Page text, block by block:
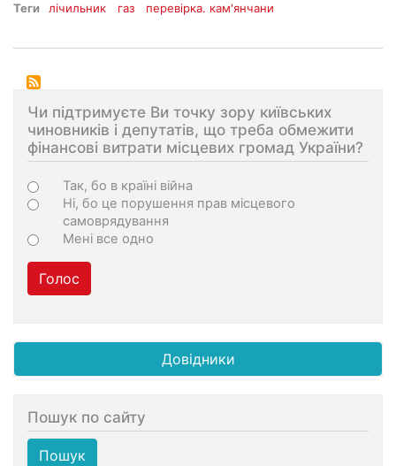
Теги лічильник газ перевірка. кам'янчани
Чи підтримуєте Ви точку зору київських
чиновників і депутатів, що треба обмежити
фінансові витрати місцевих громад України?
Варіанти
Так, бо в країні війна
Ні, бо це порушення прав місцевого
самоврядування
Мені все одно
Голос
Довідники
Пошук по сайту
Пошук